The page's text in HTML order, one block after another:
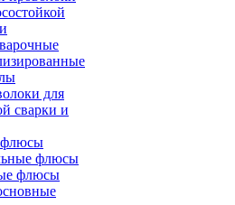
для
сварки и
флюсы
флюсы